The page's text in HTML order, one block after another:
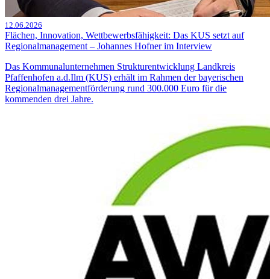
12.06.2026
Flächen, Innovation, Wettbewerbsfähigkeit: Das KUS setzt auf
Regionalmanagement – Johannes Hofner im Interview
Das Kommunalunternehmen Strukturentwicklung Landkreis
Pfaffenhofen a.d.Ilm (KUS) erhält im Rahmen der bayerischen
Regionalmanagementförderung rund 300.000 Euro für die
kommenden drei Jahre.